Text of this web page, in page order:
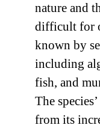
nature and
difficult for
known by
including
fish, and
The
from its